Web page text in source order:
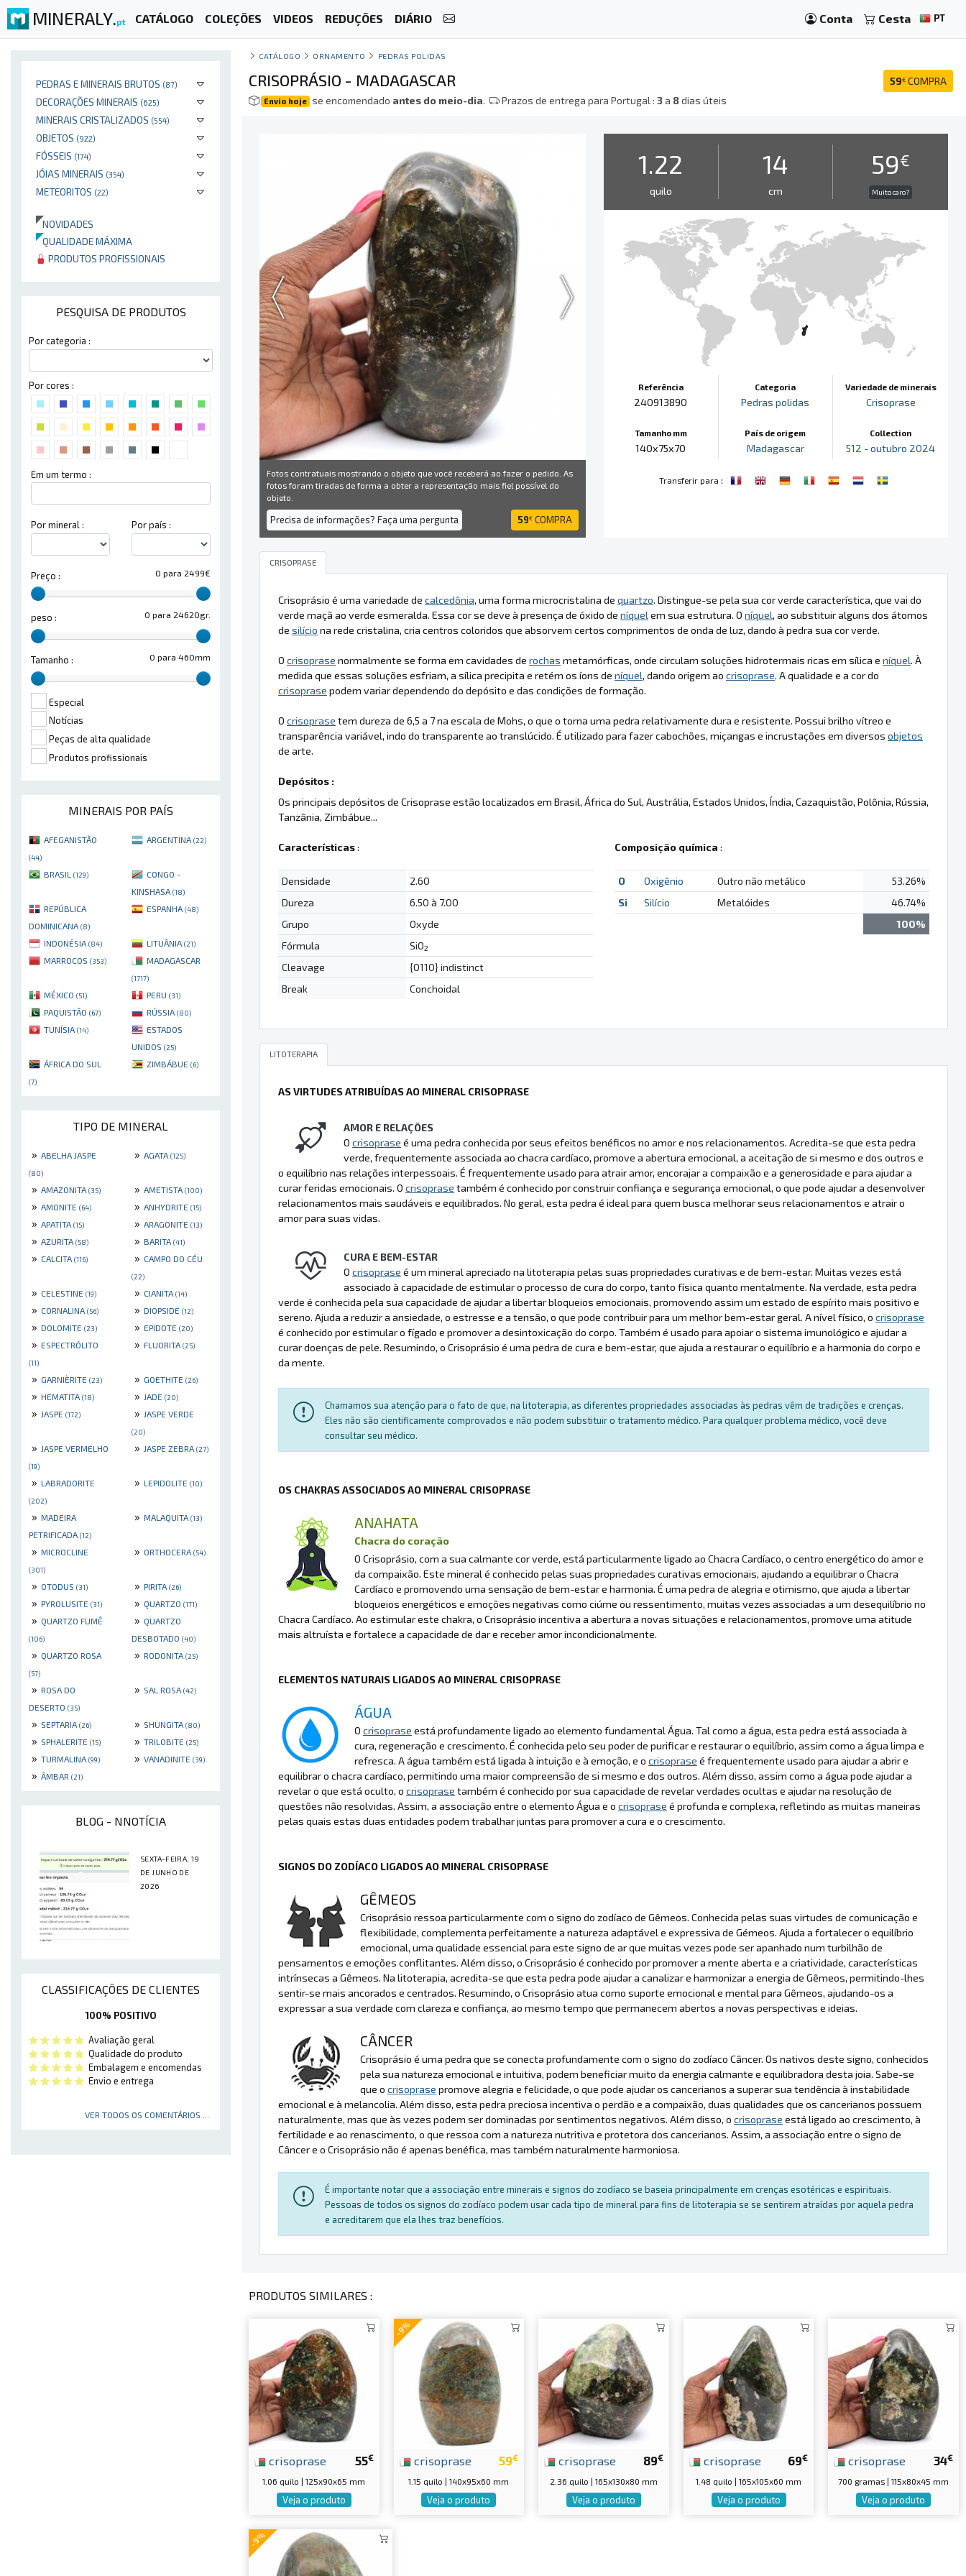
MINERALY.pt CATÁLOGO COLEÇÕES VIDEOS REDUÇÕES DIÁRIO Conta Cesta PT
PEDRAS E MINERAIS BRUTOS (87)
DECORAÇÕES MINERAIS (625)
MINERAIS CRISTALIZADOS (554)
OBJETOS (922)
FÓSSEIS (174)
JÓIAS MINERAIS (354)
METEORITOS (22)
NOVIDADES
QUALIDADE MÁXIMA
PRODUTOS PROFISSIONAIS
PESQUISA DE PRODUTOS
Por categoria :
Por cores :
Em um termo :
Por mineral : Por país :
0 para 2499€
Preço :
0 para 24620gr.
peso :
0 para 460mm
Tamanho :
Especial
Notícias
Peças de alta qualidade
Produtos profissionais
MINERAIS POR PAÍS
AFEGANISTÃO
(44)
ARGENTINA (22)
BRASIL (129)
CONGO -
KINSHASA (18)
REPÚBLICA
DOMINICANA (8)
ESPANHA (48)
INDONÉSIA (84) LITUÂNIA (21)
MARROCOS (353) MADAGASCAR
(1717)
MÉXICO (51) PERU (31)
PAQUISTÃO (67) RÚSSIA (80)
TUNÍSIA (14)
ESTADOS
UNIDOS (25)
ÁFRICA DO SUL
(7)
ZIMBÁBUE (6)
TIPO DE MINERAL
» ABELHA JASPE
(80)
» AGATA (125)
» AMAZONITA (35) » AMETISTA (100)
» AMONITE (64) » ANHYDRITE (15)
» APATITA (15) » ARAGONITE (13)
» AZURITA (58) » BARITA (41)
» CALCITA (116) » CAMPO DO CÉU
(22)
» CELESTINE (19) » CIANITA (14)
» CORNALINA (56) » DIOPSIDE (12)
» DOLOMITE (23) » EPIDOTE (20)
» ESPECTRÓLITO
(11)
» FLUORITA (25)
» GARNIÈRITE (23) » GOETHITE (26)
» HEMATITA (18) » JADE (20)
» JASPE (172) » JASPE VERDE
(20)
» JASPE VERMELHO
(19)
» JASPE ZEBRA (27)
» LABRADORITE
(202)
» LEPIDOLITE (10)
» MADEIRA
PETRIFICADA (12)
» MALAQUITA (13)
» MICROCLINE
(301)
» ORTHOCERA (54)
» OTODUS (31) » PIRITA (26)
» PYROLUSITE (31) » QUARTZO (171)
» QUARTZO FUMÊ
(106)
» QUARTZO
DESBOTADO (40)
» QUARTZO ROSA
(57)
» RODONITA (25)
» ROSA DO
DESERTO (35)
» SAL ROSA (42)
» SEPTARIA (26) » SHUNGITA (80)
» SPHALERITE (15) » TRILOBITE (25)
» TURMALINA (99) » VANADINITE (39)
» ÂMBAR (21)
BLOG - NNOTÍCIA
SEXTA-FEIRA, 19
DE JUNHO DE
2026
CLASSIFICAÇÕES DE CLIENTES
100% POSITIVO
Avaliação geral
Qualidade do produto
Embalagem e encomendas
Envio e entrega
VER TODOS OS COMENTÁRIOS ...
CATÁLOGO ORNAMENTO PEDRAS POLIDAS
59€ COMPRA
CRISOPRÁSIO - MADAGASCAR
Envio hoje se encomendado antes do meio-dia. Prazos de entrega para Portugal :3a 8dias úteis
Fotos contratuais mostrando o objeto que você receberá ao fazer o pedido. As
fotos foram tiradas de forma a obter a representação mais fiel possível do
objeto.
Precisa de informações? Faça uma pergunta 59€ COMPRA
1.22
quilo
14
cm
59€
Muito caro?
Referência
240913890
Tamanho mm
140x75x70
Categoria
Pedras polidas
País de origem
Madagascar
Variedade de minerais
Crisoprase
Collection
512 - outubro 2024
Transferir para :
CRISOPRASE
Crisoprásio é uma variedade de calcedônia, uma forma microcristalina de quartzo. Distingue-se pela sua cor verde característica, que vai do
verde maçã ao verde esmeralda. Essa cor se deve à presença de óxido de níquel em sua estrutura. O níquel, ao substituir alguns dos átomos
de silício na rede cristalina, cria centros coloridos que absorvem certos comprimentos de onda de luz, dando à pedra sua cor verde.
O crisoprase normalmente se forma em cavidades de rochas metamórficas, onde circulam soluções hidrotermais ricas em sílica e níquel. À
medida que essas soluções esfriam, a sílica precipita e retém os íons de níquel, dando origem ao crisoprase. A qualidade e a cor do
crisoprase podem variar dependendo do depósito e das condições de formação.
O crisoprase tem dureza de 6,5 a 7 na escala de Mohs, o que o torna uma pedra relativamente dura e resistente. Possui brilho vítreo e
transparência variável, indo do transparente ao translúcido. É utilizado para fazer cabochões, miçangas e incrustações em diversos objetos
de arte.
Depósitos :
Os principais depósitos de Crisoprase estão localizados em Brasil, África do Sul, Austrália, Estados Unidos, Índia, Cazaquistão, Polônia, Rússia,
Tanzânia, Zimbábue...
Características:
Densidade
2.60
Dureza
6.50 à 7.00
Grupo
Oxyde
Fórmula
SiO2
Cleavage
{0110} indistinct
Break
Conchoidal
Composição química :
O Oxigênio Outro não metálico
53.26%
Si
Silício Metalóides
46.74%
100%
LITOTERAPIA
AS VIRTUDES ATRIBUÍDAS AO MINERAL CRISOPRASE
AMOR E RELAÇÕES
O crisoprase é uma pedra conhecida por seus efeitos benéficos no amor e nos relacionamentos. Acredita-se que esta pedra
verde, frequentemente associada ao chacra cardíaco, promove a abertura emocional, a aceitação de si mesmo e dos outros e
o equilíbrio nas relações interpessoais. É frequentemente usado para atrair amor, encorajar a compaixão e a generosidade e para ajudar a
curar feridas emocionais. O crisoprase também é conhecido por construir confiança e segurança emocional, o que pode ajudar a desenvolver
relacionamentos mais saudáveis e equilibrados. No geral, esta pedra é ideal para quem busca melhorar seus relacionamentos e atrair o
amor para suas vidas.
CURA E BEM-ESTAR
O crisoprase é um mineral apreciado na litoterapia pelas suas propriedades curativas e de bem-estar. Muitas vezes está
associado à capacidade de estimular o processo de cura do corpo, tanto física quanto mentalmente. Na verdade, esta pedra
verde é conhecida pela sua capacidade de ajudar a libertar bloqueios emocionais, promovendo assim um estado de espírito mais positivo e
sereno. Ajuda a reduzir a ansiedade, o estresse e a tensão, o que pode contribuir para um melhor bem-estar geral. A nível físico, o crisoprase
é conhecido por estimular o fígado e promover a desintoxicação do corpo. Também é usado para apoiar o sistema imunológico e ajudar a
curar doenças de pele. Resumindo, o Crisoprásio é uma pedra de cura e bem-estar, que ajuda a restaurar o equilíbrio e a harmonia do corpo e
da mente.
Chamamos sua atenção para o fato de que, na litoterapia, as diferentes propriedades associadas às pedras vêm de tradições e crenças.
Eles não são cientificamente comprovados e não podem substituir o tratamento médico. Para qualquer problema médico, você deve
consultar seu médico.
OS CHAKRAS ASSOCIADOS AO MINERAL CRISOPRASE
ANAHATA
Chacra do coração
O Crisoprásio, com a sua calmante cor verde, está particularmente ligado ao Chacra Cardíaco, o centro energético do amor e
da compaixão. Este mineral é conhecido pelas suas propriedades curativas emocionais, ajudando a equilibrar o Chacra
Cardíaco e promovendo uma sensação de bem-estar e harmonia. É uma pedra de alegria e otimismo, que ajuda a libertar
bloqueios energéticos e emoções negativas como ciúme ou ressentimento, muitas vezes associadas a um desequilíbrio no
Chacra Cardíaco. Ao estimular este chakra, o Crisoprásio incentiva a abertura a novas situações e relacionamentos, promove uma atitude
mais altruísta e fortalece a capacidade de dar e receber amor incondicionalmente.
ELEMENTOS NATURAIS LIGADOS AO MINERAL CRISOPRASE
ÁGUA
O crisoprase está profundamente ligado ao elemento fundamental Água. Tal como a água, esta pedra está associada à
cura, regeneração e crescimento. É conhecida pelo seu poder de purificar e restaurar o equilíbrio, assim como a água limpa e
refresca. A água também está ligada à intuição e à emoção, e o crisoprase é frequentemente usado para ajudar a abrir e
equilibrar o chacra cardíaco, permitindo uma maior compreensão de si mesmo e dos outros. Além disso, assim como a água pode ajudar a
revelar o que está oculto, o crisoprase também é conhecido por sua capacidade de revelar verdades ocultas e ajudar na resolução de
questões não resolvidas. Assim, a associação entre o elemento Água e o crisoprase é profunda e complexa, refletindo as muitas maneiras
pelas quais estas duas entidades podem trabalhar juntas para promover a cura e o crescimento.
SIGNOS DO ZODÍACO LIGADOS AO MINERAL CRISOPRASE
GÊMEOS
Crisoprásio ressoa particularmente com o signo do zodíaco de Gêmeos. Conhecida pelas suas virtudes de comunicação e
flexibilidade, complementa perfeitamente a natureza adaptável e expressiva de Gémeos. Ajuda a fortalecer o equilíbrio
emocional, uma qualidade essencial para este signo de ar que muitas vezes pode ser apanhado num turbilhão de
pensamentos e emoções conflitantes. Além disso, o Crisoprásio é conhecido por promover a mente aberta e a criatividade, características
intrínsecas a Gêmeos. Na litoterapia, acredita-se que esta pedra pode ajudar a canalizar e harmonizar a energia de Gêmeos, permitindo-lhes
sentir-se mais ancorados e centrados. Resumindo, o Crisoprásio atua como suporte emocional e mental para Gêmeos, ajudando-os a
expressar a sua verdade com clareza e confiança, ao mesmo tempo que permanecem abertos a novas perspectivas e ideias.
CÂNCER
Crisoprásio é uma pedra que se conecta profundamente com o signo do zodíaco Câncer. Os nativos deste signo, conhecidos
pela sua natureza emocional e intuitiva, podem beneficiar muito da energia calmante e equilibradora desta joia. Sabe-se
que o crisoprase promove alegria e felicidade, o que pode ajudar os cancerianos a superar sua tendência à instabilidade
emocional e à melancolia. Além disso, esta pedra preciosa incentiva o perdão e a compaixão, duas qualidades que os cancerianos possuem
naturalmente, mas que às vezes podem ser dominadas por sentimentos negativos. Além disso, o crisoprase está ligado ao crescimento, à
fertilidade e ao renascimento, o que ressoa com a natureza nutritiva e protetora dos cancerianos. Assim, a associação entre o signo de
Câncer e o Crisoprásio não é apenas benéfica, mas também naturalmente harmoniosa.
É importante notar que a associação entre minerais e signos do zodíaco se baseia principalmente em crenças esotéricas e espirituais.
Pessoas de todos os signos do zodíaco podem usar cada tipo de mineral para fins de litoterapia se se sentirem atraídas por aquela pedra
e acreditarem que ela lhes traz benefícios.
PRODUTOS SIMILARES :
55€
crisoprase
1.06 quilo | 125x90x65 mm
Veja o produto
-9%
59€
crisoprase
1.15 quilo | 140x95x60 mm
Veja o produto
89€
crisoprase
2.36 quilo | 165x130x80 mm
Veja o produto
69€
crisoprase
1.48 quilo | 165x105x60 mm
Veja o produto
34€
crisoprase
700 gramas | 115x80x45 mm
Veja o produto
-9%